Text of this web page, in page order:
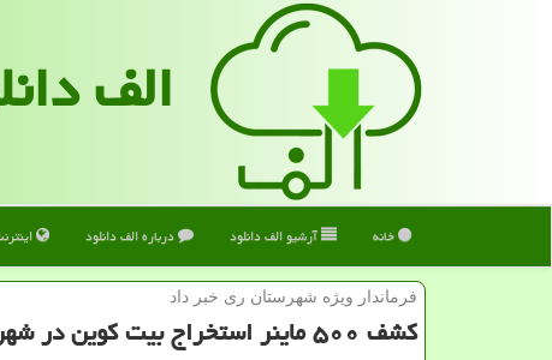
الف
خانه آرشیو الف دانلود درباره الف دانلود
فرماندار ویژه شهرستان ری خبر داد
كشف ۵۰۰ ماینر استخراج بیت كوین در شهرستان ری